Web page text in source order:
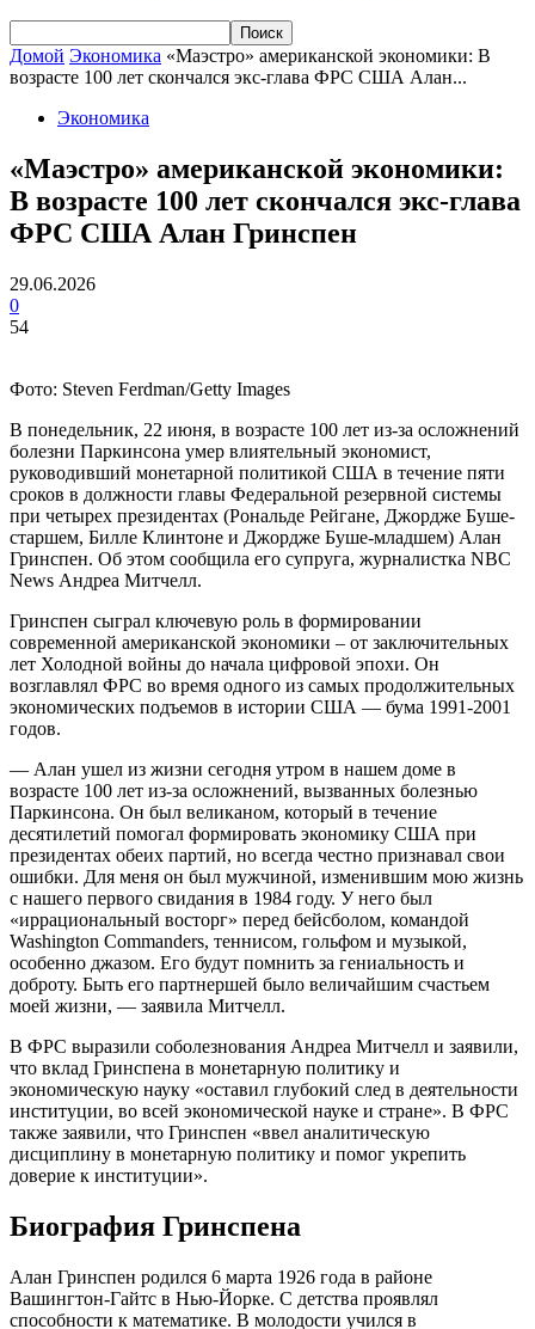
Домой Экономика «Маэстро» американской экономики: В
возрасте 100 лет скончался экс-глава ФРС США Алан...
Экономика
«Маэстро» американской экономики:
В возрасте 100 лет скончался экс-глава
ФРС США Алан Гринспен
29.06.2026
0
54
Фото: Steven Ferdman/Getty Images
В понедельник, 22 июня, в возрасте 100 лет из-за осложнений
болезни Паркинсона умер влиятельный экономист,
руководивший монетарной политикой США в течение пяти
сроков в должности главы Федеральной резервной системы
при четырех президентах (Рональде Рейгане, Джордже Буше-
старшем, Билле Клинтоне и Джордже Буше-младшем) Алан
Гринспен. Об этом сообщила его супруга, журналистка NBC
News Андреа Митчелл.
Гринспен сыграл ключевую роль в формировании
современной американской экономики – от заключительных
лет Холодной войны до начала цифровой эпохи. Он
возглавлял ФРС во время одного из самых продолжительных
экономических подъемов в истории США — бума 1991-2001
годов.
— Алан ушел из жизни сегодня утром в нашем доме в
возрасте 100 лет из-за осложнений, вызванных болезнью
Паркинсона. Он был великаном, который в течение
десятилетий помогал формировать экономику США при
президентах обеих партий, но всегда честно признавал свои
ошибки. Для меня он был мужчиной, изменившим мою жизнь
с нашего первого свидания в 1984 году. У него был
«иррациональный восторг» перед бейсболом, командой
Washington Commanders, теннисом, гольфом и музыкой,
особенно джазом. Его будут помнить за гениальность и
доброту. Быть его партнершей было величайшим счастьем
моей жизни, — заявила Митчелл.
В ФРС выразили соболезнования Андреа Митчелл и заявили,
что вклад Гринспена в монетарную политику и
экономическую науку «оставил глубокий след в деятельности
институции, во всей экономической науке и стране». В ФРС
также заявили, что Гринспен «ввел аналитическую
дисциплину в монетарную политику и помог укрепить
доверие к институции».
Биография Гринспена
Алан Гринспен родился 6 марта 1926 года в районе
Вашингтон-Гайтс в Нью-Йорке. С детства проявлял
способности к математике. В молодости учился в